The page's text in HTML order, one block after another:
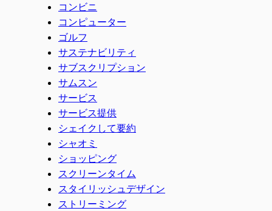
コンビニ
コンピューター
ゴルフ
サステナビリティ
サブスクリプション
サムスン
サービス
サービス提供
シェイクして要約
シャオミ
ショッピング
スクリーンタイム
スタイリッシュデザイン
ストリーミング